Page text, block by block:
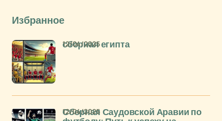
Избранное
сборная египта
12/04/2025
Сборная Саудовской Аравии по
12/04/2025